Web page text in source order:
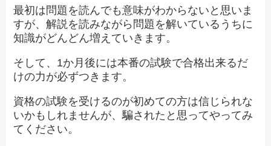
最初は問題を読んでも意味がわからないと思いま
すが、解説を読みながら問題を解いているうちに
知識がどんどん増えていきます。
そして、1か月後には本番の試験で合格出来るだ
けの力が必ずつきます。
資格の試験を受けるのが初めての方は信じられな
いかもしれませんが、騙されたと思ってやってみ
てください。